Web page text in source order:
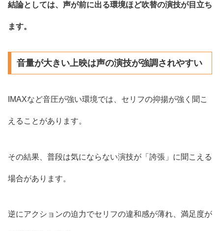
結論としては、声が前に出る環境ほど吹替の演技が目立ち
ます。
音量が大きい上映は声の演技が強調されやすい
IMAXなど音圧が強い環境では、セリフの抑揚が強く聞こ
えることがあります。
その結果、普段は気にならない演技が「誇張」に聞こえる
場合があります。
逆にアクションの迫力でセリフの違和感が薄れ、満足度が